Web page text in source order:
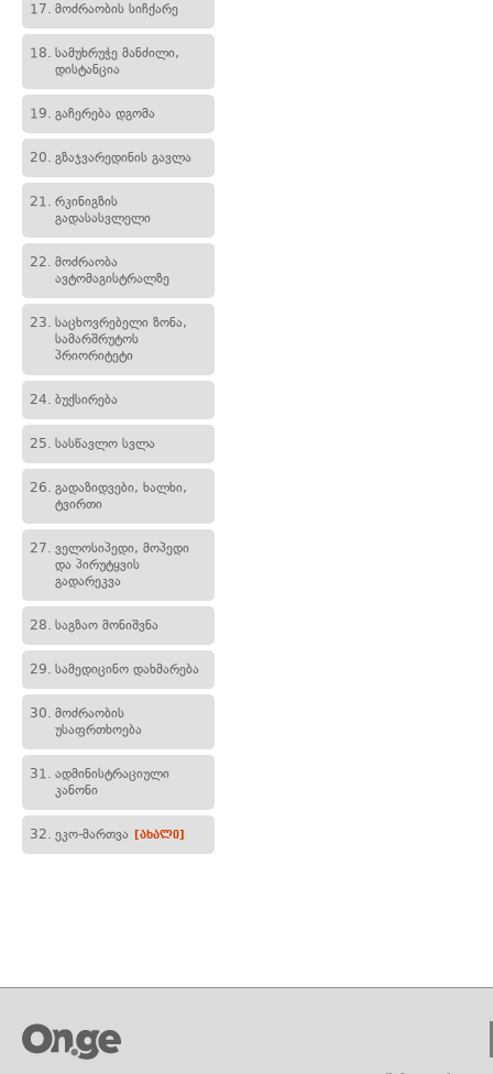
17. მოძრაობის სიჩქარე
18. სამუხრუჭე მანძილი,
დისტანცია
19. გაჩერება დგომა
20. გზაჯვარედინის გავლა
21. რკინიგზის
გადასასვლელი
22. მოძრაობა
ავტომაგისტრალზე
23. საცხოვრებელი ზონა,
სამარშრუტოს
პრიორიტეტი
24. ბუქსირება
25. სასწავლო სვლა
26. გადაზიდვები, ხალხი,
ტვირთი
27. ველოსიპედი, მოპედი
და პირუტყვის
გადარეკვა
28. საგზაო მონიშვნა
29. სამედიცინო დახმარება
30. მოძრაობის
უსაფრთხოება
31. ადმინისტრაციული
კანონი
32. ეკო-მართვა [ახალი]